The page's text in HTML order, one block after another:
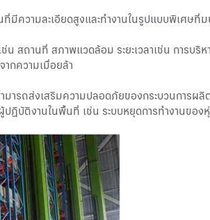
ความละเอียดสูงและทำงานในรูปแบบพิเศษที่ม
น สถานที่ สภาพแวดล้อม ระยะเวลาเช่น การบ
ากความเมื่อยล้า
รถส่งเสริมความปลอดภัยของกระบวนการผลิ
บัติงานในพื้นที่ เช่น ระบบหยุดการทำงานของ